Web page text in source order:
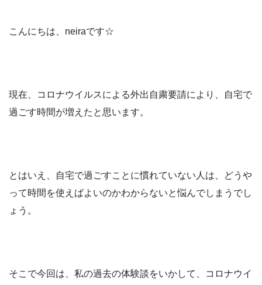
こんにちは、neiraです☆
現在、コロナウイルスによる外出自粛要請により、自宅で
過ごす時間が増えたと思います。
とはいえ、自宅で過ごすことに慣れていない人は、どうや
って時間を使えばよいのかわからないと悩んでしまうでし
ょう。
そこで今回は、私の過去の体験談をいかして、コロナウイ